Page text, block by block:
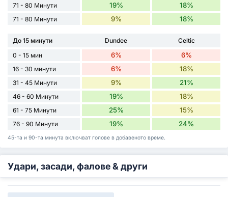
71 - 80 Минути 19% 18%
71 - 80 Минути 9% 18%
До 15 минути Dundee
Celtic
0 - 15 мин
6% 6%
16 - 30 минути 6% 18%
31 - 45 Минути 9% 21%
46 - 60 Минути 19% 18%
61 - 75 Минути 25% 15%
76 - 90 Минути 19% 24%
45-та и 90-та минута включват голове в добавеното време.
Удари, засади, фалове & други